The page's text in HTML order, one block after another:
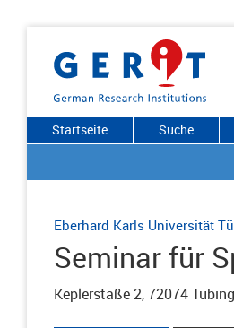
Startseite Suche
Eberhard Karls Universität
Seminar für
Keplerstaße 2, 72074